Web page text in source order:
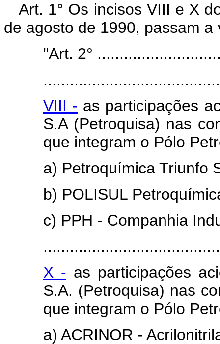
Art. 1° Os incisos VIII e X
de agosto de 1990, passam
"Art. 2°
VIII - as participações
S.A (Petroquisa) nas
que integram o Pólo
a) Petroquímica Triunfo
b) POLISUL
c) PPH - Companhia
X - as participações
S.A. (Petroquisa) nas
que integram o Pólo
a) ACRINOR -